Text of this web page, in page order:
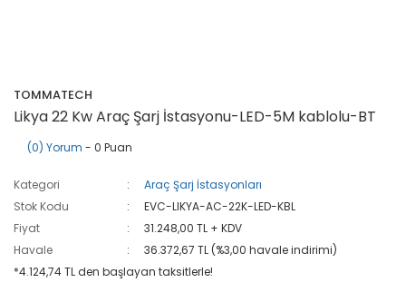
TOMMATECH
Likya 22 Kw Araç Şarj İstasyonu-LED-5M kablolu-BT
(0) Yorum - 0 Puan
Kategori
Araç Şarj İstasyonları
Stok Kodu
EVC-LIKYA-AC-22K-LED-KBL
Fiyat
31.248,00 TL + KDV
Havale
36.372,67 TL (%3,00 havale indirimi)
*4.124,74 TL den başlayan taksitlerle!